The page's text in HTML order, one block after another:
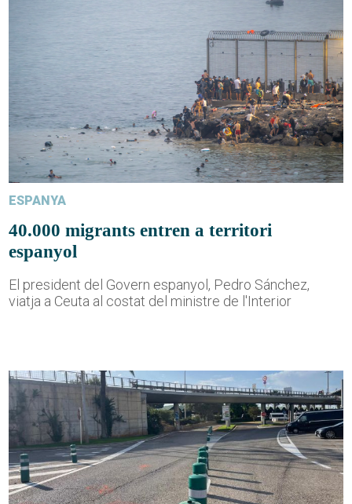
ESPANYA
40.000 migrants entren a territori
espanyol
El president del Govern espanyol, Pedro Sánchez,
viatja a Ceuta al costat del ministre de l'Interior